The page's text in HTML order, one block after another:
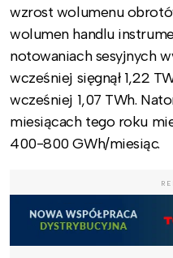
wzrost wolumenu
wolumen handlu
notowaniach sesyjnych
wcześniej sięgnął 1,22
wcześniej 1,07 TWh.
miesiącach tego roku
400-800 GWh/miesiąc.